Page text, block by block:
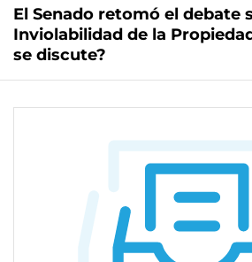
El Senado retomó el debate
Inviolabilidad de la
se discute?